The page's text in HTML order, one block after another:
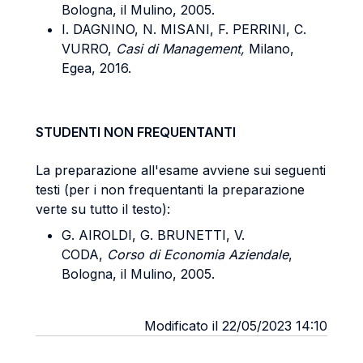
Bologna, il Mulino, 2005.
I. DAGNINO, N. MISANI, F. PERRINI, C.
VURRO, Casi di Management, Milano,
Egea, 2016.
STUDENTI NON FREQUENTANTI
La preparazione all'esame avviene sui seguenti
testi (per i non frequentanti la preparazione
verte su tutto il testo):
G. AIROLDI, G. BRUNETTI, V.
CODA, Corso di Economia Aziendale,
Bologna, il Mulino, 2005.
Modificato il 22/05/2023 14:10